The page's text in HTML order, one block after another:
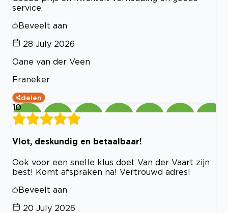
service.
Beveelt aan
28 July 2026
Oane van der Veen
Franeker
delen
10
Vlot, deskundig en betaalbaar!
Ook voor een snelle klus doet Van der Vaart zijn
best! Komt afspraken na! Vertrouwd adres!
Beveelt aan
20 July 2026